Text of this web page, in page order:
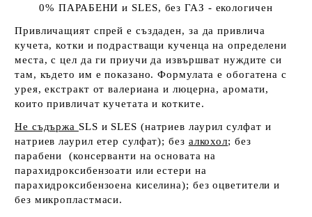
0% ПАРАБЕНИ и SLES, без ГАЗ - екологичен
Привличащият спрей е създаден, за да привлича
кучета, котки и подрастващи кученца на определени
места, с цел да ги приучи да извършват нуждите си
там, където им е показано. Формулата е обогатена с
урея, екстракт от валериана и люцерна, аромати,
които привличат кучетата и котките.
Не съдържа SLS и SLES (натриев лаурил сулфат и
натриев лаурил етер сулфат); без алкохол; без
парабени (консерванти на основата на
парахидроксибензоати или естери на
парахидроксибензоена киселина); без оцветители и
без микропластмаси.